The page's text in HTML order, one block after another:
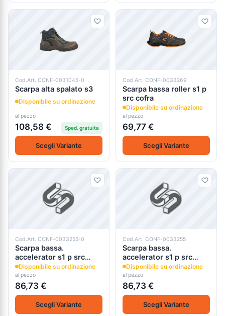
Cod.Art. CONF-0031045-0
Scarpa alta spalato s3
Disponibile su ordinazione
al pezzo
108,58 € Sped. gratuita
Scegli Variante
Cod.Art. CONF-0033269
Scarpa bassa roller s1 p
src cofra
Disponibile su ordinazione
al pezzo
69,77 €
Scegli Variante
Cod.Art. CONF-0033255-0
Scarpa bassa.
accelerator s1 p src
cofra
Disponibile su ordinazione
al pezzo
86,73 €
Scegli Variante
Cod.Art. CONF-0033255
Scarpa bassa.
accelerator s1 p src
cofra
Disponibile su ordinazione
al pezzo
86,73 €
Scegli Variante